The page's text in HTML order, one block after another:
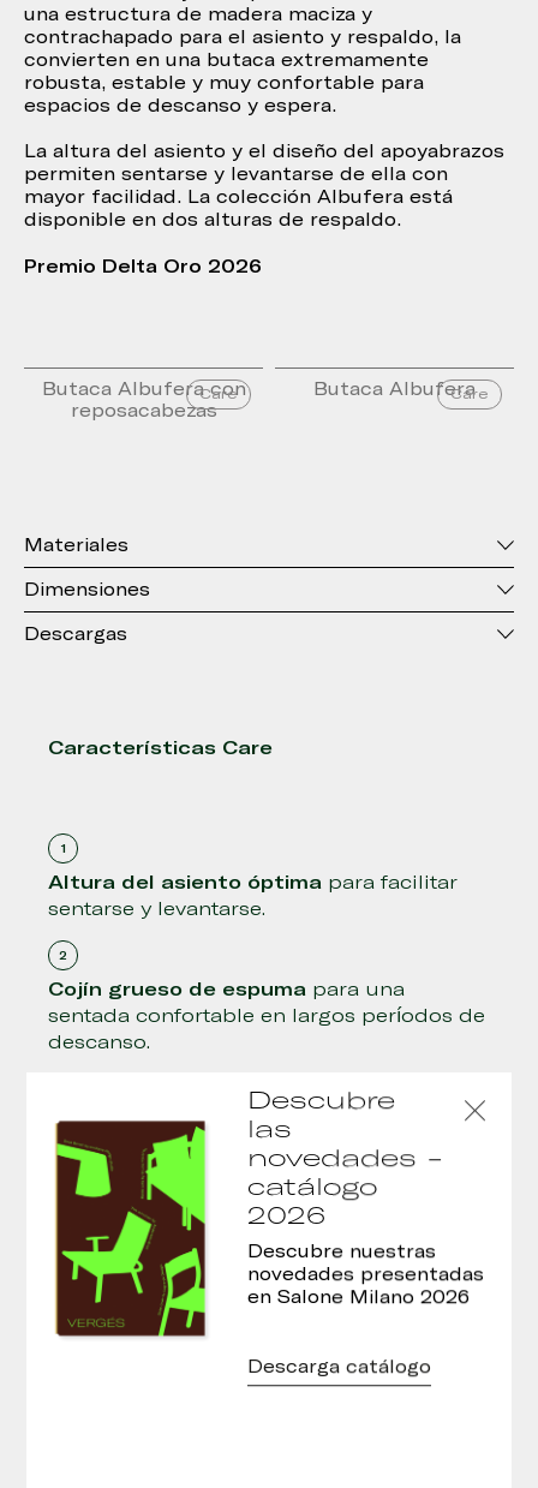
una estructura de madera maciza y
contrachapado para el asiento y respaldo, la
convierten en una butaca extremamente
robusta, estable y muy confortable para
espacios de descanso y espera.
La altura del asiento y el diseño del apoyabrazos
permiten sentarse y levantarse de ella con
mayor facilidad. La colección Albufera está
disponible en dos alturas de respaldo.
Premio Delta Oro 2026
Care
Butaca Albufera con
reposacabezas
Care
Butaca Albufera
Materiales
Dimensiones
Descargas
Características Care
Altura del asiento óptima para facilitar
sentarse y levantarse.
Cojín grueso de espuma para una
sentada confortable en largos períodos de
descanso.
Opción de asiento desenfundable
facilitar la limpieza periódica y la futura
renovación del tejido.
Cantos redondeadospara evitar heridas y
contusiones.
El espacio entre el asiento y el respaldo
favorece la transpiración y evita rincones
Descubre
las
novedades -
catálogo
2026
Descubre nuestras
novedades presentadas
en Salone Milano 2026
Descarga catálogo